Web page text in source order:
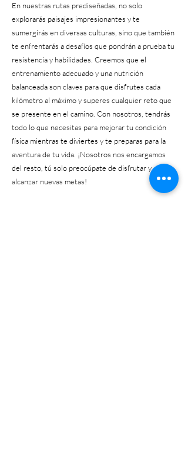
En nuestras rutas prediseñadas, no solo
explorarás paisajes impresionantes y te
sumergirás en diversas culturas, sino que también
te enfrentarás a desafíos que pondrán a prueba tu
resistencia y habilidades. Creemos que el
entrenamiento adecuado y una nutrición
balanceada son claves para que disfrutes cada
kilómetro al máximo y superes cualquier reto que
se presente en el camino. Con nosotros, tendrás
todo lo que necesitas para mejorar tu condición
física mientras te diviertes y te preparas para la
aventura de tu vida. ¡Nosotros nos encargamos
del resto, tú solo preocúpate de disfrutar y
alcanzar nuevas metas!